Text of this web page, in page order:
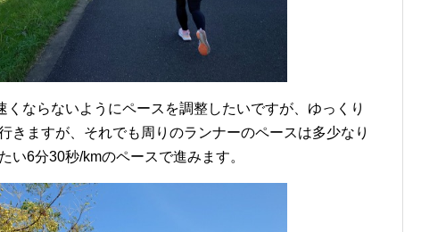
ならないようにペースを調整したいですが、ゆっくり
きますが、それでも周りのランナーのペースは多少なり
い6分30秒/kmのペースで進みます。